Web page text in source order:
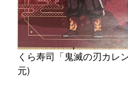
くら寿司「鬼滅の刃カレ
元)